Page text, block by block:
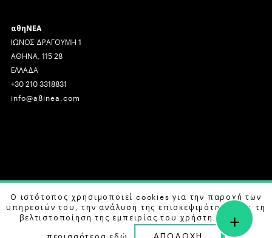
αθηΝΕΑ
ΙΩΝΟΣ ΔΡΑΓΟΥΜΗ 1
ΑΘΗΝΑ, 115 28
ΕΛΛΑΔΑ
+30 210 3318831
info@a8inea.com
COPYRIGHT © 2026 αθηΝΕΑ, ALL RIGHTS RESERVED.
DESIGN BY G DESIGN STUDIO. DEVELOPED BYB LABS
Ο ιστότοπος χρησιμοποιεί cookies για την παροχή των
υπηρεσιών του, την ανάλυση της επισκεψιμότητας και τη
βελτιστοποίηση της εμπειρίας του χρήστη. Μάθετε
περισσότεραεδώ ΑΠΟΔΟΧΗ
+